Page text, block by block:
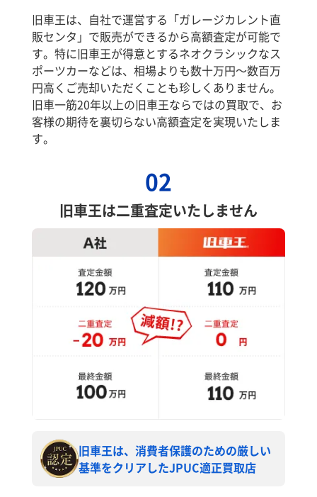
旧車王は、自社で運営する「ガレージカレント直
販センタ」で販売ができるから高額査定が可能で
す。特に旧車王が得意とするネオクラシックなス
ポーツカーなどは、相場よりも数十万円～数百万
円高くご売却いただくことも珍しくありません。
旧車一筋20年以上の旧車王ならではの買取で、お
客様の期待を裏切らない高額査定を実現いたしま
す。
02
旧車王は二重査定いたしません
旧車王は、消費者保護のための厳しい
基準をクリアしたJPUC適正買取店